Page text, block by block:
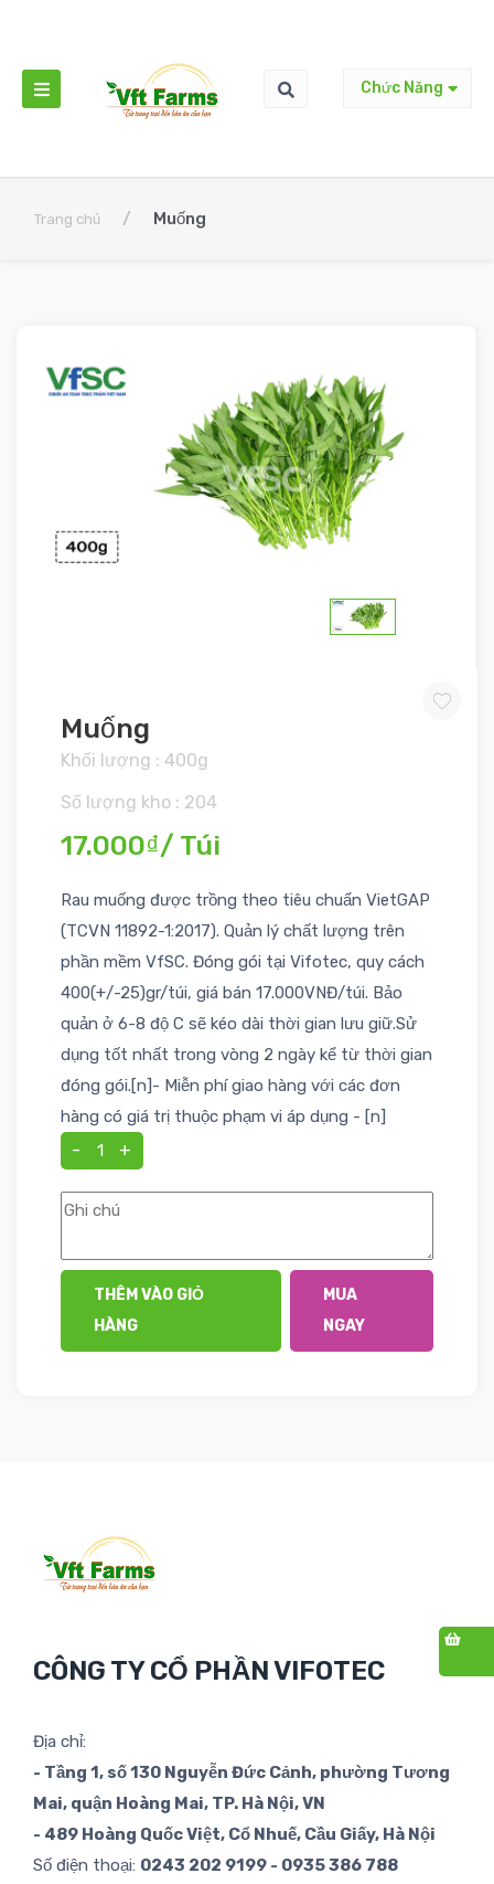
Chức Năng
Trang chủ / Muống
Muống
Khối lượng : 400g
Số lượng kho : 204
17.000₫/ Túi
Rau muống được trồng theo tiêu chuẩn VietGAP
(TCVN 11892-1:2017). Quản lý chất lượng trên
phần mềm VfSC. Đóng gói tại Vifotec, quy cách
400(+/-25)gr/túi, giá bán 17.000VNĐ/túi. Bảo
quản ở 6-8 độ C sẽ kéo dài thời gian lưu giữ.Sử
dụng tốt nhất trong vòng 2 ngày kể từ thời gian
đóng gói.[n]- Miễn phí giao hàng với các đơn
hàng có giá trị thuộc phạm vi áp dụng - [n]
- +
THÊM VÀO GIỎ
HÀNG
MUA
NGAY
CÔNG TY CỔ PHẦN VIFOTEC
Địa chỉ:
- Tầng 1, số 130 Nguyễn Đức Cảnh, phường Tương
Mai, quận Hoàng Mai, TP. Hà Nội, VN
- 489 Hoàng Quốc Việt, Cổ Nhuế, Cầu Giấy, Hà Nội
Số điện thoại: 0243 202 9199 - 0935 386 788